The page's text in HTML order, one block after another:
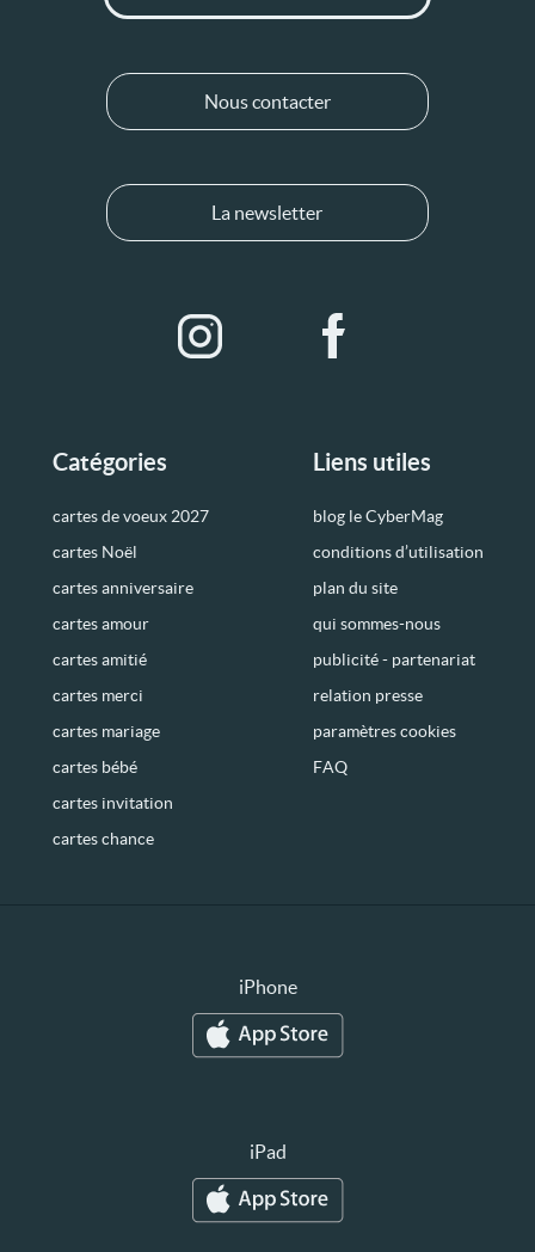
Catégories
cartes de voeux 2027
cartes Noël
cartes anniversaire
cartes amour
cartes amitié
cartes merci
cartes mariage
cartes bébé
cartes invitation
cartes chance
Liens utiles
blog le CyberMag
conditions d’utilisation
plan du site
qui sommes-nous
publicité - partenariat
relation presse
paramètres cookies
FAQ
Nous contacter
La newsletter
iPhone
iPad